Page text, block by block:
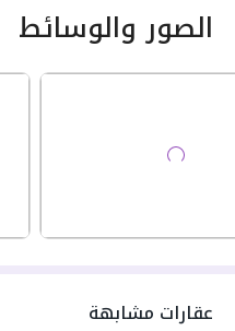
الصور والوسائط
عقارات مشابهة